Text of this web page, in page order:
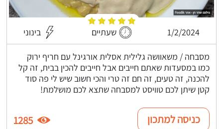
1/2/2024 שעתיים בינוני
מסבחה / משאוושה גלילית אסלית אורגינל עם חריף ירוק
כמו במסעדות שאתם חייבים אבל חייבים להכין בבית, זה קל
להכנה, זה טעים, זה חם זה טרי והכי חשוב שיש לי פה סוד
קטן שיתן לכם טוויסט למסבחה שתצא לכם מושלמת!
כניסה למתכון 1285